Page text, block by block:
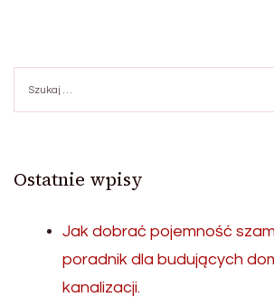
Ostatnie wpisy
Jak dobrać pojemność
poradnik dla budujących
kanalizacji.